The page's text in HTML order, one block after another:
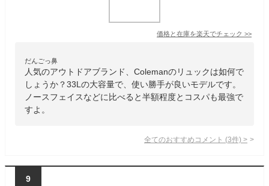
価格と在庫を楽天でチェック >>
だんごっ鼻
人気のアウトドアブランド、Colemanのリュックは如何で
しょうか？33Lの大容量で、使い勝手が良いモデルです。
ノースフェイスなどに比べると半額程度とコスパも最強で
すよ。
全てのおすすめコメント (3件) >
9